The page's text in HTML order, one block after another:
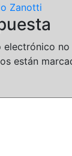
Zanotti
no
están